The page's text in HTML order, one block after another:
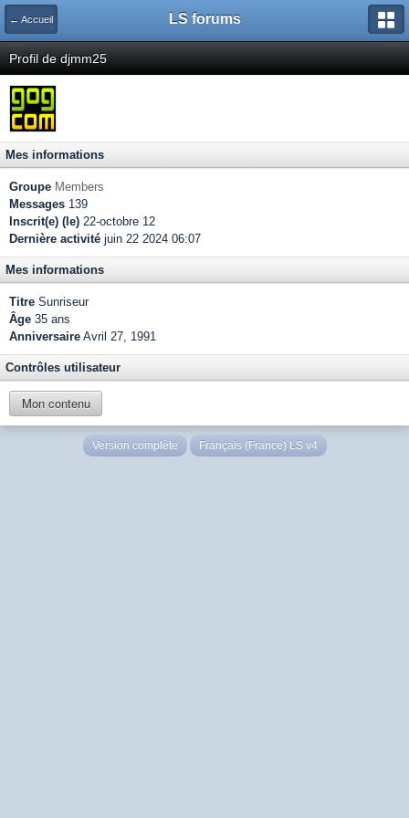
← Accueil LS forums
Profil de djmm25
Mes informations
Groupe Members
Messages 139
Inscrit(e) (le) 22-octobre 12
Dernière activité juin 22 2024 06:07
Mes informations
Titre Sunriseur
Âge 35 ans
Anniversaire Avril 27, 1991
Contrôles utilisateur
Mon contenu
Version complète Français (France) LS v4